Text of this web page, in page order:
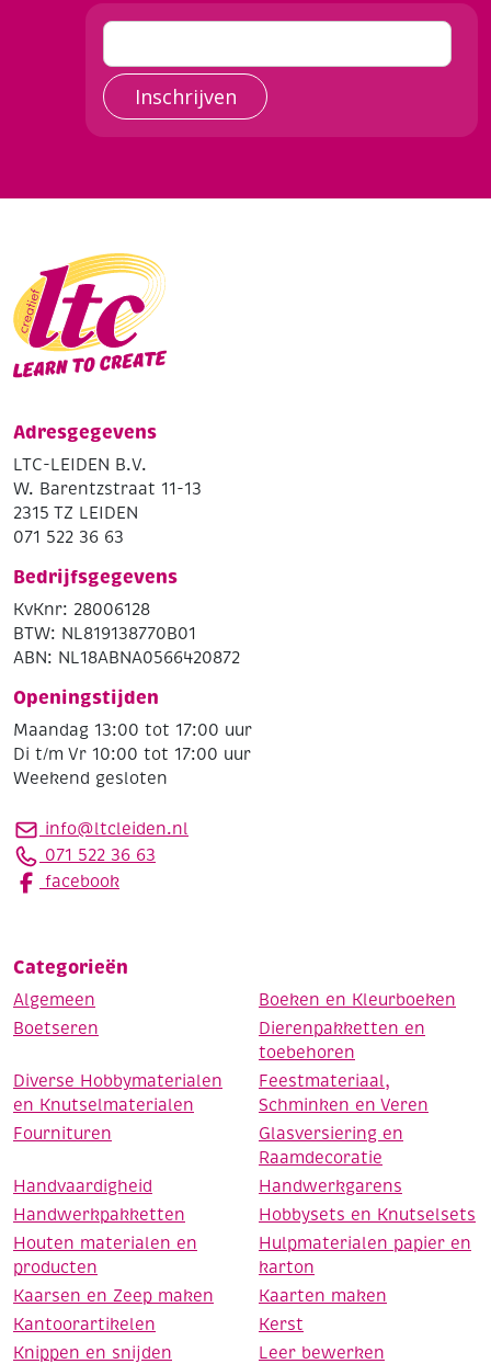
Inschrijven
Adresgegevens
LTC-LEIDEN B.V.
W. Barentzstraat 11-13
2315 TZ LEIDEN
071 522 36 63
Bedrijfsgegevens
KvKnr: 28006128
BTW: NL819138770B01
ABN: NL18ABNA0566420872
Openingstijden
Maandag 13:00 tot 17:00 uur
Di t/m Vr 10:00 tot 17:00 uur
Weekend gesloten
info@ltcleiden.nl
071 522 36 63
facebook
Categorieën
Algemeen
Boeken en Kleurboeken
Boetseren
Dierenpakketten en
toebehoren
Diverse Hobbymaterialen
en Knutselmaterialen
Feestmateriaal,
Schminken en Veren
Fournituren
Glasversiering en
Raamdecoratie
Handvaardigheid
Handwerkgarens
Handwerkpakketten
Hobbysets en Knutselsets
Houten materialen en
producten
Hulpmaterialen papier en
karton
Kaarsen en Zeep maken
Kaarten maken
Kantoorartikelen
Kerst
Knippen en snijden
Leer bewerken